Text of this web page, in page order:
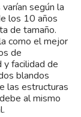
según la
los 10 años
de tamaño.
como el mejor
de
y facilidad de
blandos
las estructuras
al mismo